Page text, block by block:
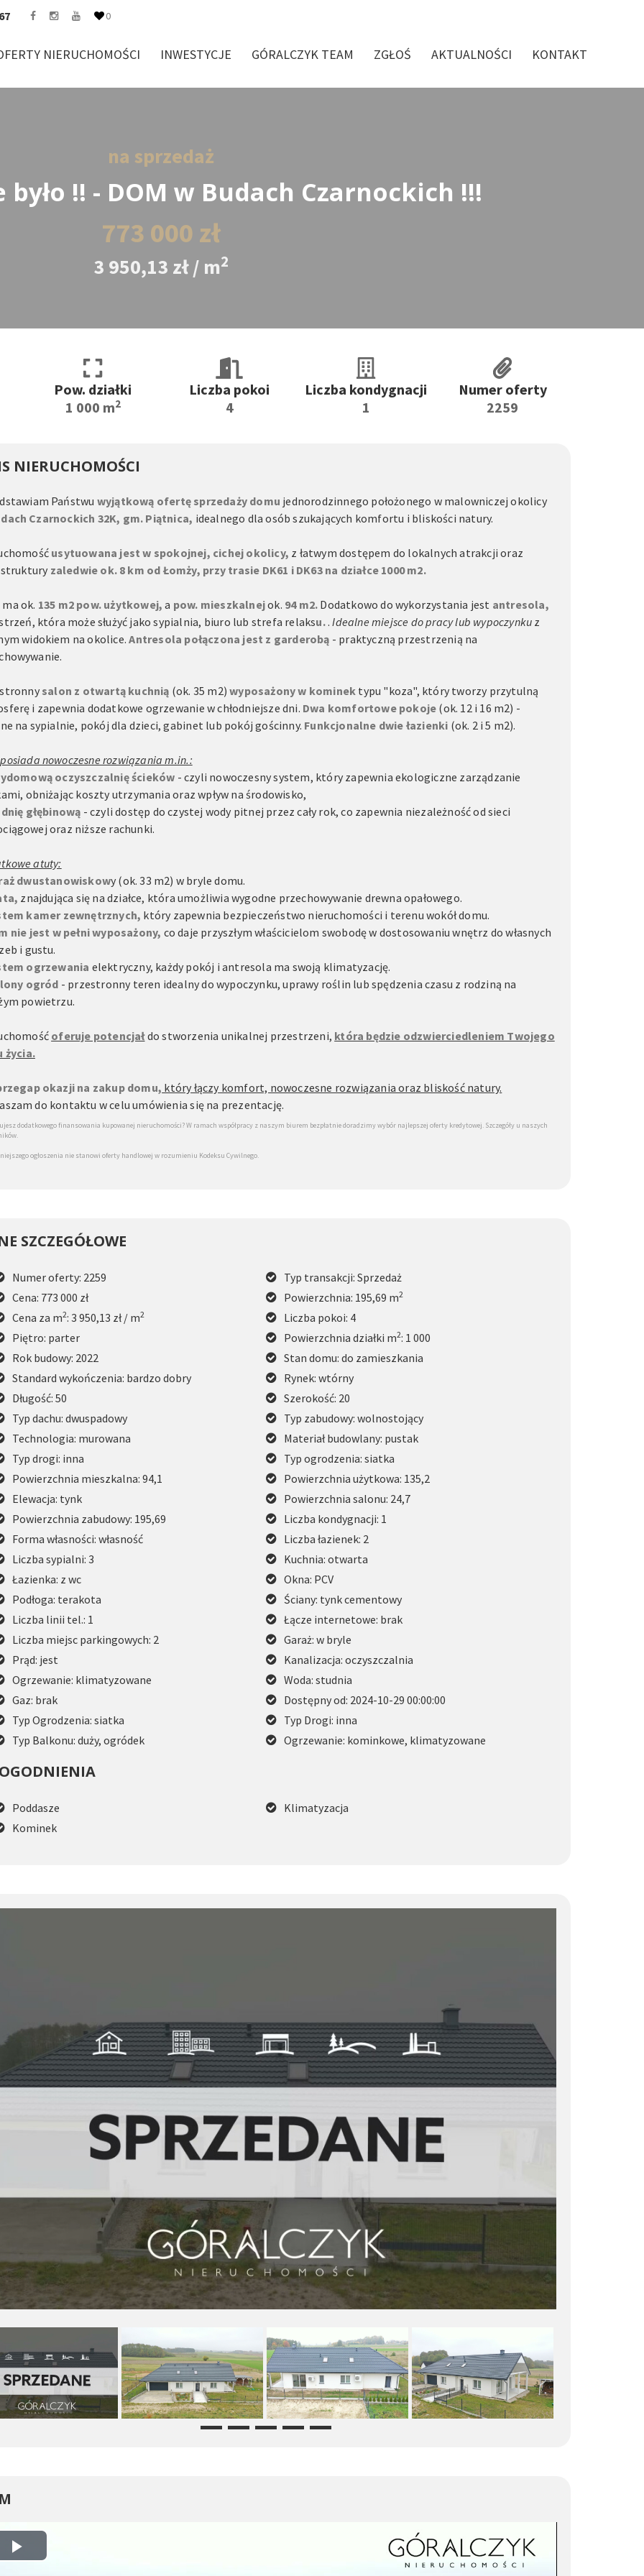
0
NIERUCHOMOŚCI INWESTYCJE GÓRALCZYK TEAM ZGŁOŚ AKTUALNOŚCI KONTAKT
na sprzedaż
!! - DOM w Budach Czarnockich !!!
773 000 zł
3 950,13 zł / m2
Pow. działki
1 000 m2
Liczba pokoi
4
Liczba kondygnacji
1
Numer oferty
2259
NIERUCHOMOŚCI
Państwu wyjątkową ofertę sprzedaży domu jednorodzinnego położonego w malowniczej okolicy
Czarnockich 32K, gm. Piątnica, idealnego dla osób szukających komfortu i bliskości natury.
usytuowana jest w spokojnej, cichej okolicy, z łatwym dostępem do lokalnych atrakcji oraz
zaledwie ok. 8 km od Łomży, przy trasie DK61 i DK63 na działce 1000 m2.
ok. 135 m2 pow. użytkowej, a pow. mieszkalnejok. 94 m2. Dodatkowo do wykorzystania jest antresola,
która może służyć jako sypialnia, biuro lub strefa relaksu..Idealne miejsce do pracy lub wypoczynku z
widokiem na okolice.Antresola połączona jest z garderobą - praktyczną przestrzenią na
salon z otwartą kuchnią (ok. 35 m2)wyposażony w kominek typu "koza", który tworzy przytulną
i zapewnia dodatkowe ogrzewanie w chłodniejsze dni. Dwa komfortowe pokoje (ok. 12 i 16 m2) -
na sypialnie, pokój dla dzieci, gabinet lub pokój gościnny. Funkcjonalne dwie łazienki (ok. 2 i 5 m2).
nowoczesne rozwiązania m.in.:
oczyszczalnię ścieków - czyli nowoczesny system, który zapewnia ekologiczne zarządzanie
obniżając koszty utrzymania oraz wpływ na środowisko,
głębinową - czyli dostęp do czystej wody pitnej przez cały rok, co zapewnia niezależność od sieci
oraz niższe rachunki.
atuty:
dwustanowiskowy (ok. 33 m2) w bryle domu.
znajdująca się na działce, która umożliwia wygodne przechowywanie drewna opałowego.
kamer zewnętrznych, który zapewnia bezpieczeństwo nieruchomości i terenu wokół domu.
nie jest w pełni wyposażony, co daje przyszłym właścicielom swobodę w dostosowaniu wnętrz do własnych
i gustu.
ogrzewania elektryczny, każdy pokój i antresola ma swoją klimatyzację.
ogród - przestronny teren idealny do wypoczynku, uprawy roślin lub spędzenia czasu z rodziną na
powietrzu.
oferuje potencjałdo stworzenia unikalnej przestrzeni, która będzie odzwierciedleniem Twojego
życia.
okazji na zakup domu, który łączy komfort, nowoczesne rozwiązania oraz bliskość natury.
do kontaktu w celu umówienia się na prezentację.
dodatkowego finansowania kupowanej nieruchomości? W ramach współpracy z naszym biurem bezpłatnie doradzimy wybór najlepszej oferty kredytowej. Szczegóły u naszych
ogłoszenia nie stanowi oferty handlowej w rozumieniu Kodeksu Cywilnego.
SZCZEGÓŁOWE
Numer oferty: 2259
Typ transakcji: Sprzedaż
Cena: 773 000 zł
Powierzchnia: 195,69 m2
Cena za m2: 3 950,13 zł / m2
Liczba pokoi: 4
Piętro: parter
Powierzchnia działki m2: 1 000
Rok budowy: 2022
Stan domu: do zamieszkania
Standard wykończenia: bardzo dobry
Rynek: wtórny
Długość: 50
Szerokość: 20
Typ dachu: dwuspadowy
Typ zabudowy: wolnostojący
Technologia: murowana
Materiał budowlany: pustak
Typ drogi: inna
Typ ogrodzenia: siatka
Powierzchnia mieszkalna: 94,1
Powierzchnia użytkowa: 135,2
Elewacja: tynk
Powierzchnia salonu: 24,7
Powierzchnia zabudowy: 195,69
Liczba kondygnacji: 1
Forma własności: własność
Liczba łazienek: 2
Liczba sypialni: 3
Kuchnia: otwarta
Łazienka: z wc
Okna: PCV
Podłoga: terakota
Ściany: tynk cementowy
Liczba linii tel.: 1
Łącze internetowe: brak
Liczba miejsc parkingowych: 2
Garaż: w bryle
Prąd: jest
Kanalizacja: oczyszczalnia
Ogrzewanie: klimatyzowane
Woda: studnia
Gaz: brak
Dostępny od: 2024-10-29 00:00:00
Typ Ogrodzenia: siatka
Typ Drogi: inna
Typ Balkonu: duży, ogródek
Ogrzewanie: kominkowe, klimatyzowane
Poddasze
Klimatyzacja
Kominek
Play